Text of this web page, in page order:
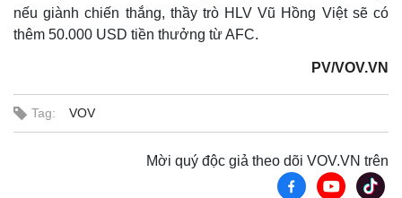
Thế giới
Quan sát
Video
Ảnh
E-Magazine
Infographic
nếu giành chiến thắng, thầy trò HLV Vũ Hồng Việt sẽ có
thêm 50.000 USD tiền thưởng từ AFC.
PV/VOV.VN
Tag: VOV
Mời quý độc giả theo dõi VOV.VN trên